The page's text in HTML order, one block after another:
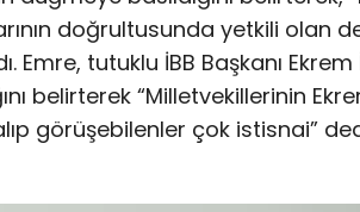
doğrultusunda yetkili olan
Emre, tutuklu İBB Başkanı
belirterek “Milletvekillerinin
görüşebilenler çok istisnai”